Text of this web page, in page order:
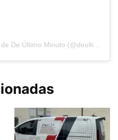
Una publicación compartida de De Último Minuto (@deultimominutomedia)